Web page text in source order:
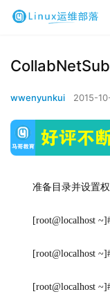
wwenyunkui 2015-
准备目录并设置
[root@localhost
[root@localhost
[root@localhost